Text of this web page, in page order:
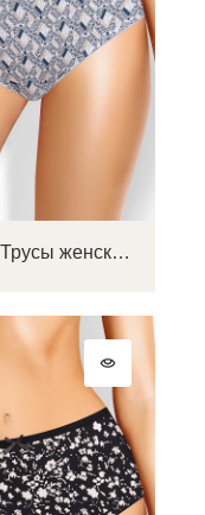
CLE M1219 Трусы женские макси